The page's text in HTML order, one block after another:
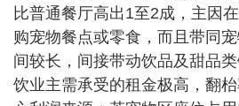
比普通餐厅高出1至2成，主因
购宠物餐点或零食，而且带同
间较长，间接带动饮品及甜品
饮业主需承受的租金极高，翻